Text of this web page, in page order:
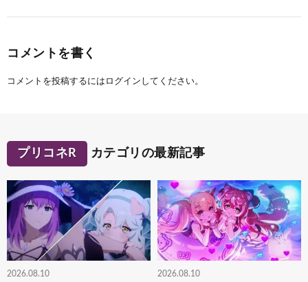
コメントを書く
コメントを投稿するには ログイン してください。
プリコネR カテゴリの最新記事
2026.08.10 2026.08.10